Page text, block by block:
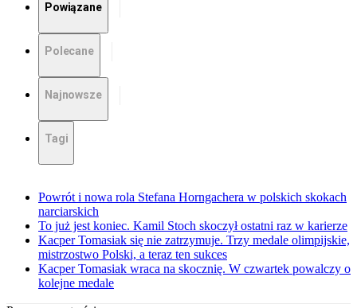
Powiązane
Polecane
Najnowsze
Tagi
Powrót i nowa rola Stefana Horngachera w polskich skokach
narciarskich
To już jest koniec. Kamil Stoch skoczył ostatni raz w karierze
Kacper Tomasiak się nie zatrzymuje. Trzy medale olimpijskie,
mistrzostwo Polski, a teraz ten sukces
Kacper Tomasiak wraca na skocznię. W czwartek powalczy o
kolejne medale